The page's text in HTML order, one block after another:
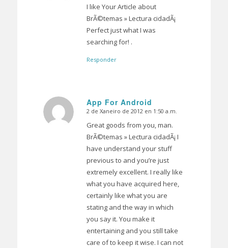
I like Your Article about
BrÃ©temas » Lectura cidadÃ¡
Perfect just what I was
searching for! .
Responder
App For Android
Dice:
2 de Xaneiro de 2012 en 1:50 a.m.
Great goods from you, man.
BrÃ©temas » Lectura cidadÃ¡ I
have understand your stuff
previous to and you’re just
extremely excellent. I really like
what you have acquired here,
certainly like what you are
stating and the way in which
you say it. You make it
entertaining and you still take
care of to keep it wise. I can not